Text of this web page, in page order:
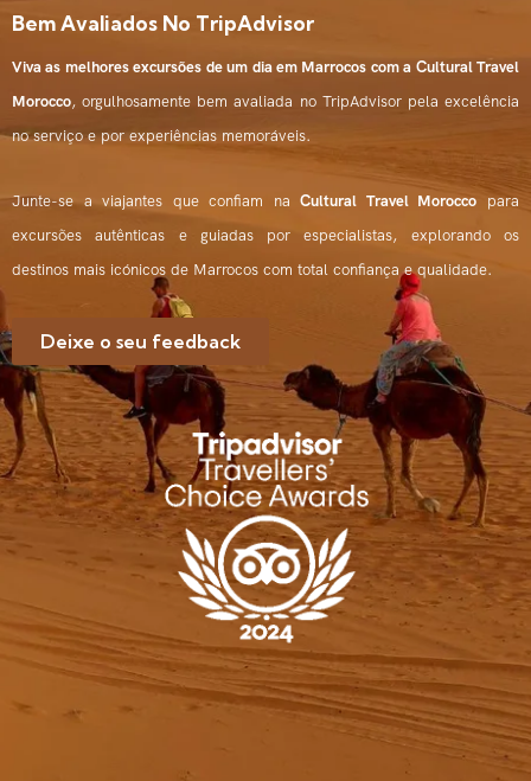
Bem Avaliados No TripAdvisor
Viva as melhores excursões de um dia em Marrocos com a Cultural Travel
Morocco, orgulhosamente bem avaliada no TripAdvisor pela excelência
no serviço e por experiências memoráveis.
Junte-se a viajantes que confiam naCultural Travel Morocco para
excursões autênticas e guiadas por especialistas, explorando os
destinos mais icónicos de Marrocos com total confiança e qualidade.
Deixe o seu feedback